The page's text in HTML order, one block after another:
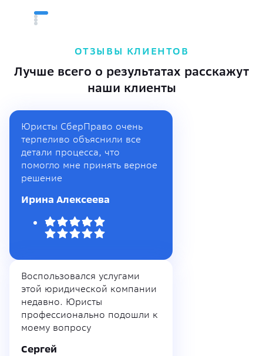
ОТЗЫВЫ КЛИЕНТОВ
Лучше всего о результатах расскажут
наши клиенты
Юристы СберПраво очень
терпеливо объяснили все
детали процесса, что
помогло мне принять верное
решение
Ирина Алексеева
Воспользовался услугами
этой юридической компании
недавно. Юристы
профессионально подошли к
моему вопросу
Сергей